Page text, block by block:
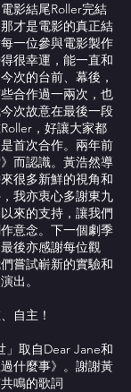
影結尾Roller完結
才是電影的真正結
一位參與電影製作
很幸運，能一直和
次的台前、幕後，
合作過一兩次，也
次故意在最後一段
，好讓大家都
首次合作。兩年前
而認識。黃浩然導
很多新鮮的視角和
我亦衷心多謝東九
來的支持，讓我們
意念。下一個劇季
後亦感謝每位觀
嘗試嶄新的實驗和
出。
自主！
」取自Dear Jane和
什麼事》。謝謝黃
鳴的歌詞